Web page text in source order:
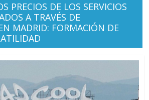
PRECIOS DE LOS SERVICIOS
A TRAVÉS DE
MADRID: FORMACIÓN DE